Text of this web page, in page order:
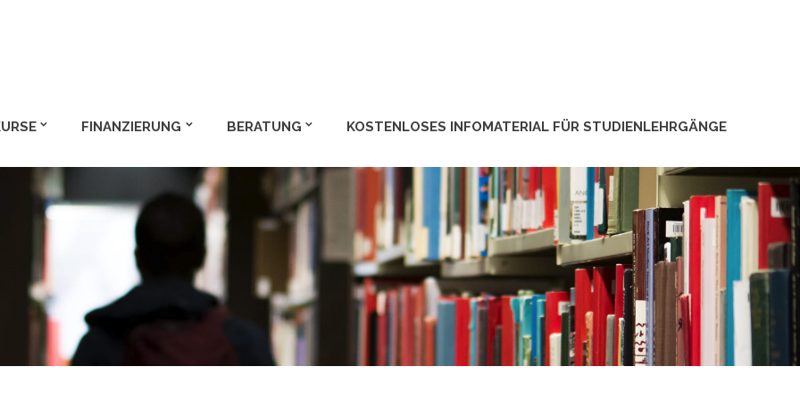
FINANZIERUNG BERATUNG KOSTENLOSES INFOMATERIAL FÜR STUDIENLEHRGÄNGE